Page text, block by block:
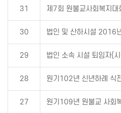
31 제7회 원불교사회복지대
30 법인 및 산하시설 2016
29 법인 소속 시설 퇴임자(
28 원기102년 신년하례 식
27 원기109년 원불교 사회